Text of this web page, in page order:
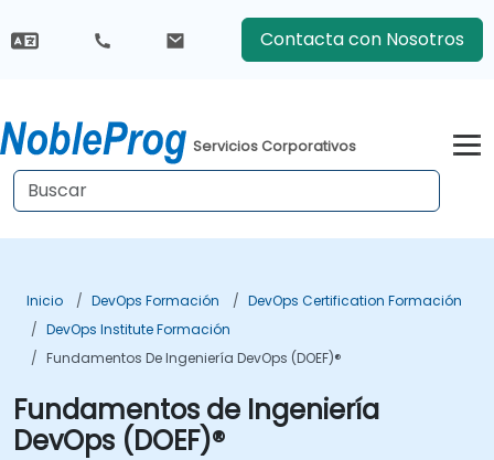
Contacta con Nosotros
Servicios Corporativos
Inicio DevOps Formación
DevOps Certification Formación
DevOps Institute Formación
Fundamentos De Ingeniería DevOps (DOEF)®
Fundamentos de Ingeniería
DevOps (DOEF)®